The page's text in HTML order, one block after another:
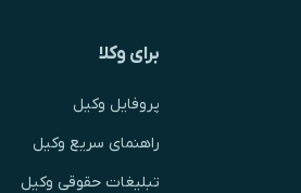
برای وکلا
پروفایل وکیل
راهنمای سریع وکیل
تبلیغات حقوقی وکیل